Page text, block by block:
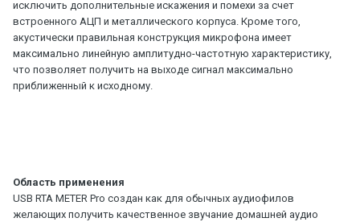
исключить дополнительные искажения и помехи за счет
встроенного АЦП и металлического корпуса. Кроме того,
акустически правильная конструкция микрофона имеет
максимально линейную амплитудно-частотную характеристику,
что позволяет получить на выходе сигнал максимально
приближенный к исходному.
Область применения
USB RTA METER Pro создан как для обычных аудиофилов
желающих получить качественное звучание домашней аудио